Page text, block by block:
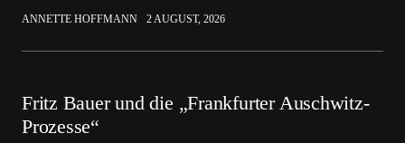
ANNETTE HOFFMANN 2 AUGUST, 2026
Fritz Bauer und die „Frankfurter Auschwitz-
Prozesse“